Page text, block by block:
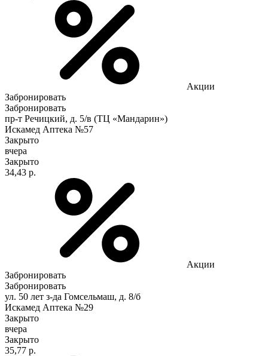
Акции
Забронировать
Забронировать
пр-т Речицкий, д. 5/в (ТЦ «Мандарин»)
Искамед Аптека №57
Закрыто
вчера
Закрыто
34,43 р.
Акции
Забронировать
Забронировать
ул. 50 лет з-да Гомсельмаш, д. 8/б
Искамед Аптека №29
Закрыто
вчера
Закрыто
35,77 р.